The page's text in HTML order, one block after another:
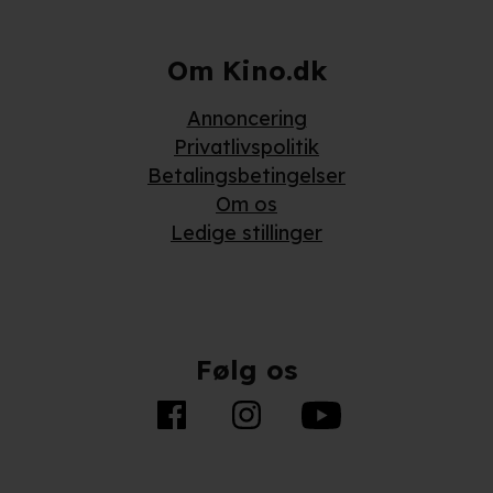
Om Kino.dk
Annoncering
Privatlivspolitik
Betalingsbetingelser
Om os
Ledige stillinger
Følg os